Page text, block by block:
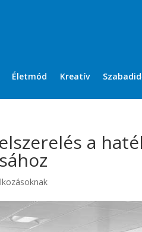
Életmód Kreatív
a